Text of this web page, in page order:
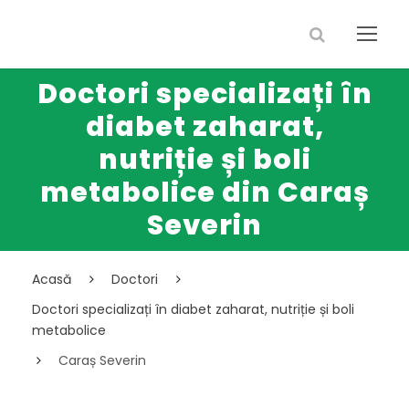
Doctori specializați în
diabet zaharat,
nutriție și boli
metabolice din Caraș
Severin
Acasă
Doctori
Doctori specializați în diabet zaharat, nutriție și boli
metabolice
Caraș Severin